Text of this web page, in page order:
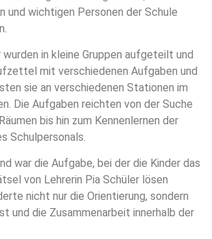
und wichtigen Personen der Schule
wurden in kleine Gruppen aufgeteilt und
mit verschiedenen Aufgaben und
sie an verschiedenen Stationen im
Die Aufgaben reichten von der Suche
bis hin zum Kennenlernen der
Schulpersonals.
war die Aufgabe, bei der die Kinder das
von Lehrerin Pia Schüler lösen
nicht nur die Orientierung, sondern
und die Zusammenarbeit innerhalb der